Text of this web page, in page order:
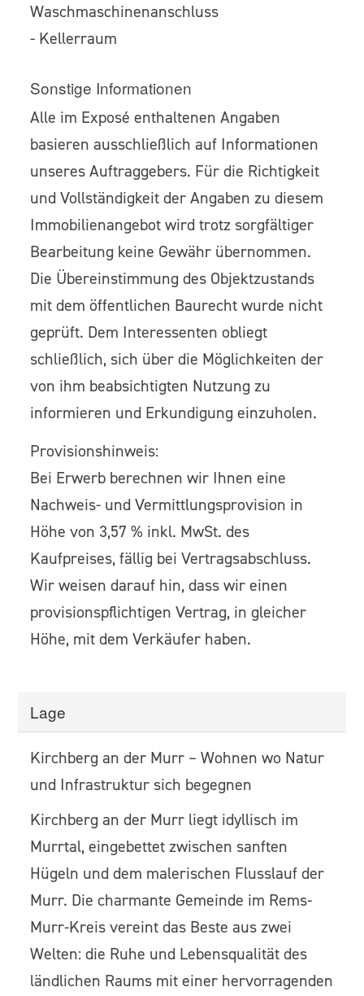
Waschmaschinenanschluss
- Kellerraum
Sonstige Informationen
Alle im Exposé enthaltenen Angaben
basieren ausschließlich auf Informationen
unseres Auftraggebers. Für die Richtigkeit
und Vollständigkeit der Angaben zu diesem
Immobilienangebot wird trotz sorgfältiger
Bearbeitung keine Gewähr übernommen.
Die Übereinstimmung des Objektzustands
mit dem öffentlichen Baurecht wurde nicht
geprüft. Dem Interessenten obliegt
schließlich, sich über die Möglichkeiten der
von ihm beabsichtigten Nutzung zu
informieren und Erkundigung einzuholen.
Provisionshinweis:
Bei Erwerb berechnen wir Ihnen eine
Nachweis- und Vermittlungsprovision in
Höhe von 3,57 % inkl. MwSt. des
Kaufpreises, fällig bei Vertragsabschluss.
Wir weisen darauf hin, dass wir einen
provisionspflichtigen Vertrag, in gleicher
Höhe, mit dem Verkäufer haben.
Lage
Kirchberg an der Murr – Wohnen wo Natur
und Infrastruktur sich begegnen
Kirchberg an der Murr liegt idyllisch im
Murrtal, eingebettet zwischen sanften
Hügeln und dem malerischen Flusslauf der
Murr. Die charmante Gemeinde im Rems-
Murr-Kreis vereint das Beste aus zwei
Welten: die Ruhe und Lebensqualität des
ländlichen Raums mit einer hervorragenden